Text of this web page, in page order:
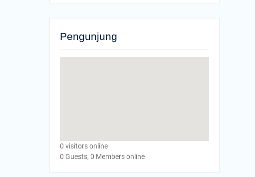
Pengunjung
0 visitors online
0 Guests, 0 Members online